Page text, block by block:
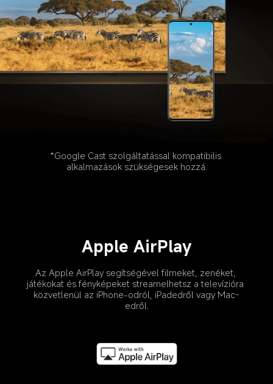
*Google Cast szolgáltatással kompatibilis
alkalmazások szükségesek hozzá.
Apple AirPlay
Az Apple AirPlay segítségével filmeket, zenéket,
játékokat és fényképeket streamelhetsz a televízióra
közvetlenül az iPhone-odról, iPadedről vagy Mac-
edről.